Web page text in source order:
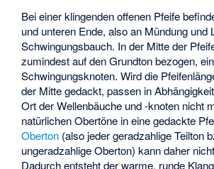
Bei einer klingenden offenen Pfeife
und unteren Ende, also an Mündung und
Schwingungsbauch. In der Mitte der
zumindest auf den Grundton bezogen, ein
Schwingungsknoten. Wird die
der Mitte gedackt, passen in
Ort der Wellenbäuche und -knoten nicht
natürlichen Obertöne in eine gedackte
Oberton (also jeder geradzahlige Teilton
ungeradzahlige Oberton) kann daher
Dadurch entsteht der warme, runde